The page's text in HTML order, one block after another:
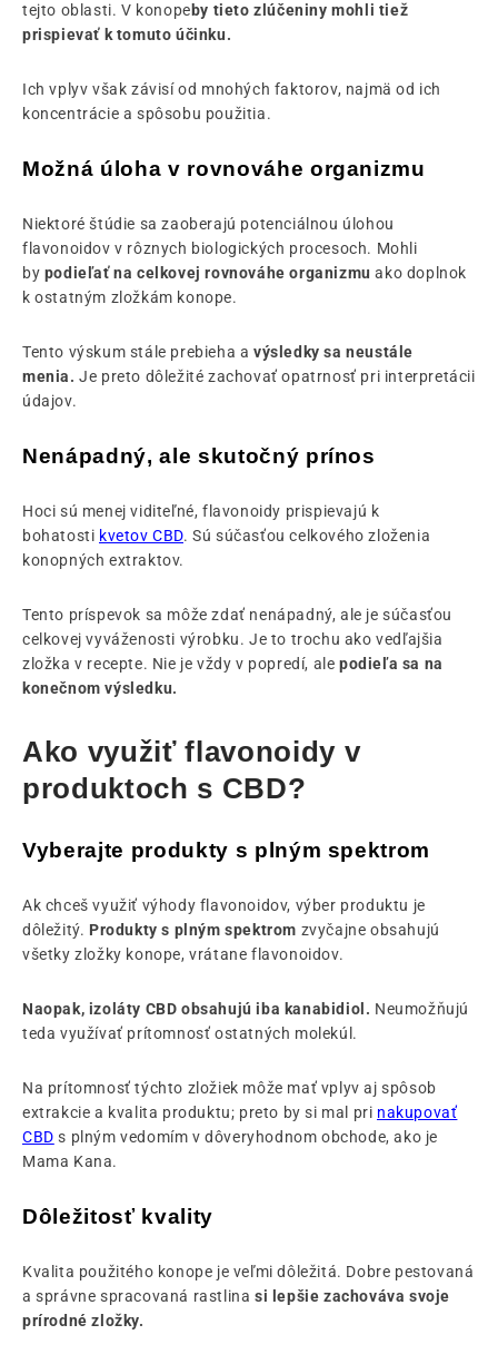
tejto oblasti. V konopeby tieto zlúčeniny mohli tiež
prispievať k tomuto účinku.
Ich vplyv však závisí od mnohých faktorov, najmä od ich
koncentrácie a spôsobu použitia.
Možná úloha v rovnováhe organizmu
Niektoré štúdie sa zaoberajú potenciálnou úlohou
flavonoidov v rôznych biologických procesoch. Mohli
by podieľať na celkovej rovnováhe organizmuako doplnok
k ostatným zložkám konope.
Tento výskum stále prebieha a výsledky sa neustále
menia.Je preto dôležité zachovať opatrnosť pri interpretácii
údajov.
Nenápadný, ale skutočný prínos
Hoci sú menej viditeľné, flavonoidy prispievajú k
bohatosti kvetov CBD. Sú súčasťou celkového zloženia
konopných extraktov.
Tento príspevok sa môže zdať nenápadný, ale je súčasťou
celkovej vyváženosti výrobku. Je to trochu ako vedľajšia
zložka v recepte. Nie je vždy v popredí, ale podieľa sa na
konečnom výsledku.
Ako využiť flavonoidy v
produktoch s CBD?
Vyberajte produkty s plným spektrom
Ak chceš využiť výhody flavonoidov, výber produktu je
dôležitý. Produkty s plným spektrom zvyčajne obsahujú
všetky zložky konope, vrátane flavonoidov.
Naopak, izoláty CBD obsahujú iba kanabidiol. Neumožňujú
teda využívať prítomnosť ostatných molekúl.
Na prítomnosť týchto zložiek môže mať vplyv aj spôsob
extrakcie a kvalita produktu; preto by si mal pri nakupovať
CBD s plným vedomím v dôveryhodnom obchode, ako je
Mama Kana.
Dôležitosť kvality
Kvalita použitého konope je veľmi dôležitá. Dobre pestovaná
a správne spracovaná rastlinasi lepšie zachováva svoje
prírodné zložky.